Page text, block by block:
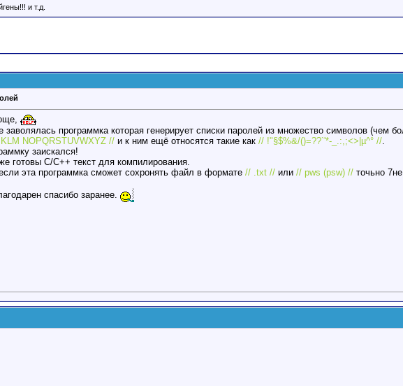
и т.д.
заволялась программка которая генерирует списки паролей из множество символов (чем
NOPQRSTUVWXYZ // и к ним ещё относятся такие как // !"§$%&/()=??`'*-_.:,;<>|µ^° //.
заискался!
готовы C/C++ текст для компилирования.
эта программка сможет сохронять файл в формате // .txt // или // pws (psw) // точьно
спасибо заранее.